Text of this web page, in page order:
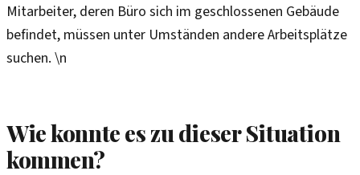
Mitarbeiter, deren Büro sich im geschlossenen Gebäude
befindet, müssen unter Umständen andere Arbeitsplätze
suchen. \n
Wie konnte es zu dieser Situation
kommen?